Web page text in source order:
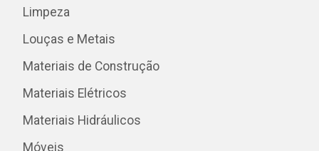
Limpeza
Louças e Metais
Materiais de Construção
Materiais Elétricos
Materiais Hidráulicos
Móveis